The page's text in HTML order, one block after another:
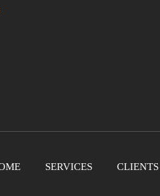
SERVICES CLIENTS